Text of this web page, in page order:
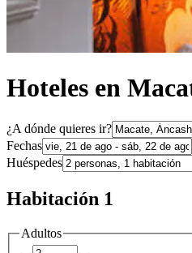
Hoteles en
¿A dónde quieres ir?
Fechas
Huéspedes
Habitación 1
Adultos